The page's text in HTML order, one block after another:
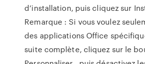
d’installation, puis cliquez sur
Remarque : Si vous voulez
des applications Office
suite complète, cliquez sur le